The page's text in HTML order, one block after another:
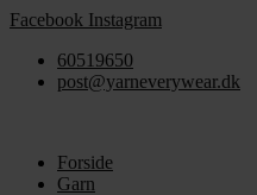
Videre
indhold
Facebook Instagram
60519650
post@yarneverywear.dk
Forside
Garn